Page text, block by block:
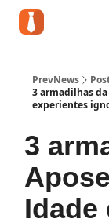
PrevNews
3 armadilhas
experientes
3
Idade